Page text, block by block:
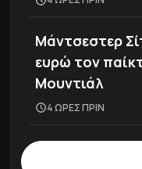
Μάντσεστερ
ευρώ τον
Μουντιάλ
4 ΩΡΕΣ ΠΡΙΝ